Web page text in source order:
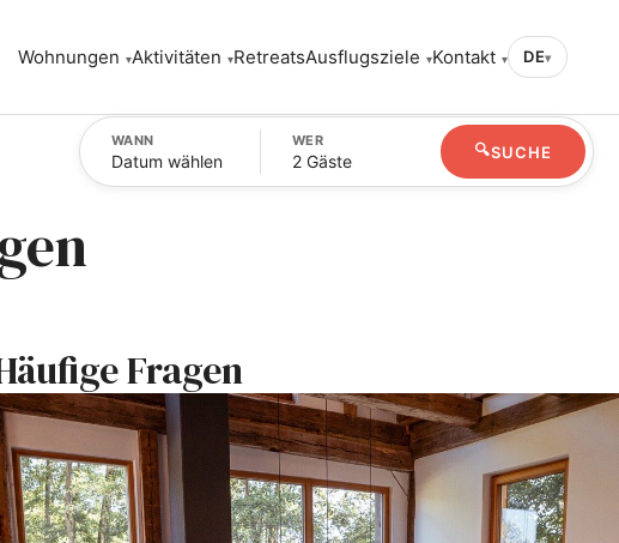
Wohnungen Aktivitäten RetreatsAusflugsziele Kontakt DE▾
WANN
Datum wählen
WER
2 Gäste
🔍SUCHE
Fragen